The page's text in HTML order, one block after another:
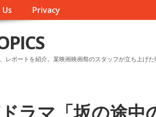
Privacy
レポートを紹介。某映画映画祭のスタッフが立ち上げ
ラマ「坂の途中